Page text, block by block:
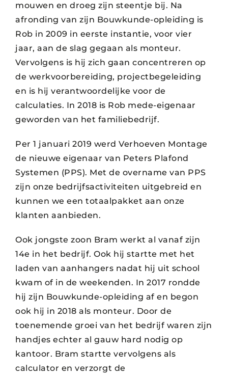
mouwen en droeg zijn steentje bij. Na
afronding van zijn Bouwkunde-opleiding is
Rob in 2009 in eerste instantie, voor vier
jaar, aan de slag gegaan als monteur.
Vervolgens is hij zich gaan concentreren op
de werkvoorbereiding, projectbegeleiding
en is hij verantwoordelijke voor de
calculaties. In 2018 is Rob mede-eigenaar
geworden van het familiebedrijf.
Per 1 januari 2019 werd Verhoeven Montage
de nieuwe eigenaar van Peters Plafond
Systemen (PPS). Met de overname van PPS
zijn onze bedrijfsactiviteiten uitgebreid en
kunnen we een totaalpakket aan onze
klanten aanbieden.
Ook jongste zoon Bram werkt al vanaf zijn
14e in het bedrijf. Ook hij startte met het
laden van aanhangers nadat hij uit school
kwam of in de weekenden. In 2017 rondde
hij zijn Bouwkunde-opleiding af en begon
ook hij in 2018 als monteur. Door de
toenemende groei van het bedrijf waren zijn
handjes echter al gauw hard nodig op
kantoor. Bram startte vervolgens als
calculator en verzorgt de